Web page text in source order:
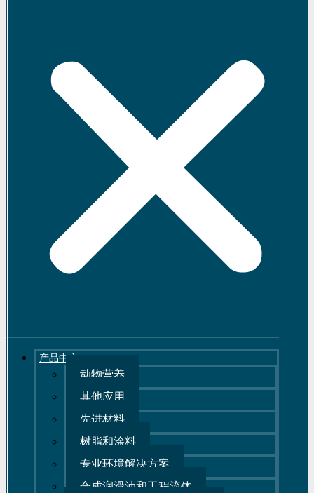
产品中心
动物营养
其他应用
先进材料
树脂和涂料
专业环境解决方案
合成润滑油和工程流体